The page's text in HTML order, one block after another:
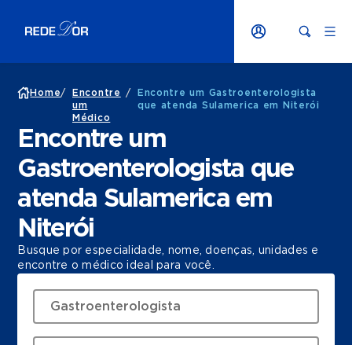
Home/
Encontre
um
Médico
/
Encontre um Gastroenterologista
que atenda Sulamerica em Niterói
Encontre um
Gastroenterologista que
atenda Sulamerica em
Niterói
Busque por especialidade, nome, doenças, unidades e
encontre o médico ideal para você.